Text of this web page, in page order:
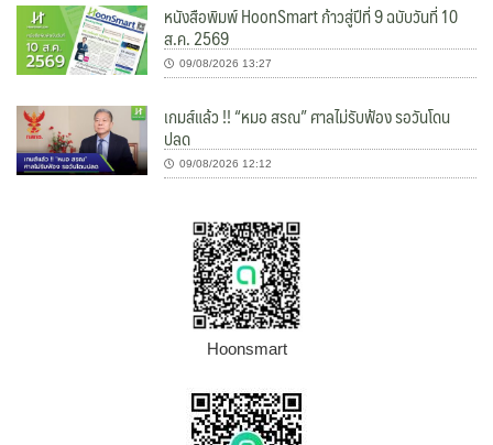
หนังสือพิมพ์ HoonSmart ก้าวสู่ปีที่ 9 ฉบับวันที่ 10
ส.ค. 2569
09/08/2026 13:27
เกมส์แล้ว !! “หมอ สรณ” ศาลไม่รับฟ้อง รอวันโดน
ปลด
09/08/2026 12:12
Hoonsmart